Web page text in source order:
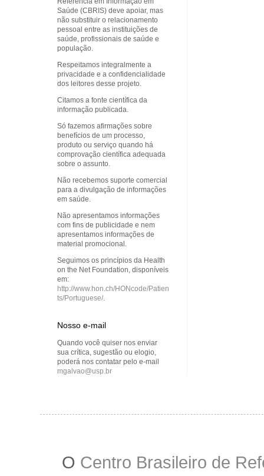
Saúde (CBRIS) deve apoiar, mas
não substituir o relacionamento
pessoal entre as instituições de
saúde, profissionais de saúde e
população.
Respeitamos integralmente a
privacidade e a confidencialidade
dos leitores desse projeto.
Citamos a fonte científica da
informação publicada.
Só fazemos afirmações sobre
benefícios de um processo,
produto ou serviço quando há
comprovação científica adequada
sobre o assunto.
Não recebemos suporte comercial
para a divulgação de informações
em saúde.
Não apresentamos informações
com fins de publicidade e nem
apresentamos informações de
material promocional.
Seguimos os princípios da Health
on the Net Foundation, disponíveis
em:
http://www.hon.ch/HONcode/Patien
ts/Portuguese/.
Nosso e-mail
Quando você quiser nos enviar
sua crítica, sugestão ou elogio,
poderá nos contatar pelo e-mail
mgalvao@usp.br
O Centro Brasileiro de